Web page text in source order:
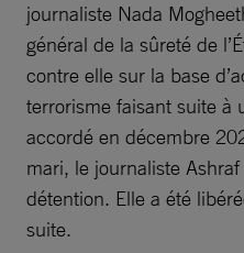
journaliste Nada
général de la sûreté de
contre elle sur la base
terrorisme faisant suite à
accordé en décembre
mari, le journaliste
détention. Elle a été
suite.